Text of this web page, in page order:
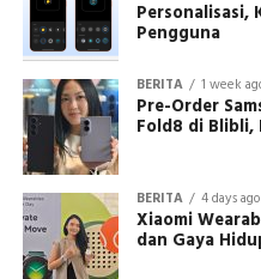
Personalisasi,
Pengguna
BERITA 1 week
Pre-Order
Fold8 di
BERITA 4 days ago
Xiaomi
dan Gaya